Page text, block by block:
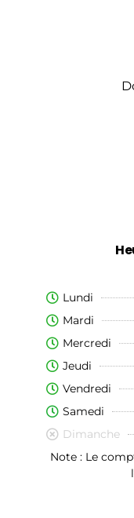
Lundi
Mardi
Mercredi
Jeudi
Vendredi
Samedi
Dimanche
Note : Le